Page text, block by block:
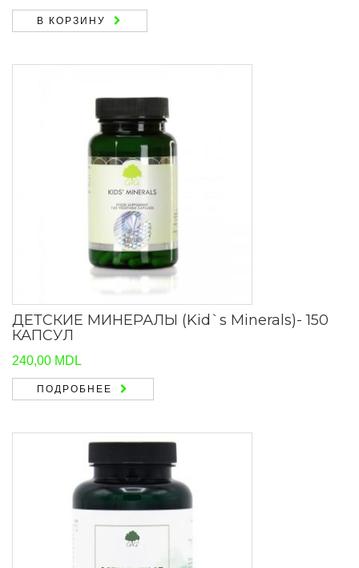
В КОРЗИНУ
ДЕТСКИЕ МИНЕРАЛЫ (Kid`s Minerals)- 150
КАПСУЛ
240,00 MDL
ПОДРОБНЕЕ